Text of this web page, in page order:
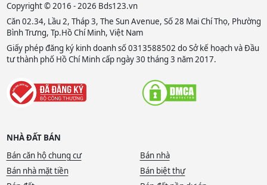
Copyright © 2016 - 2026 Bds123.vn
Căn 02.34, Lầu 2, Tháp 3, The Sun Avenue, Số 28 Mai Chí Thọ, Phường
Bình Trưng, Tp.Hồ Chí Minh, Việt Nam
Giấy phép đăng ký kinh doanh số 0313588502 do Sở kế hoạch và Đầu
tư thành phố Hồ Chí Minh cấp ngày 30 tháng 3 năm 2017.
NHÀ ĐẤT BÁN
Bán căn hộ chung cư
Bán nhà
Bán nhà mặt tiền
Bán biệt thự